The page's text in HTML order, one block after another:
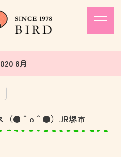
8月
（●＾o＾●）JR堺市